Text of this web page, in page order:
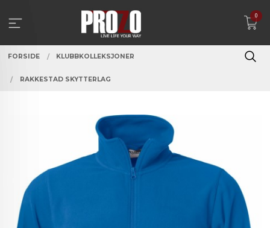
innholdet
0
FORSIDE KLUBBKOLLEKSJONER
RAKKESTAD SKYTTERLAG